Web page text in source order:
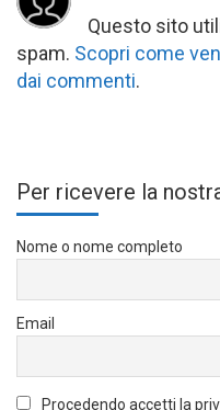
Questo sito
spam. Scopri come
dai commenti.
Per ricevere la
Nome o nome completo
Email
Procedendo accetti la